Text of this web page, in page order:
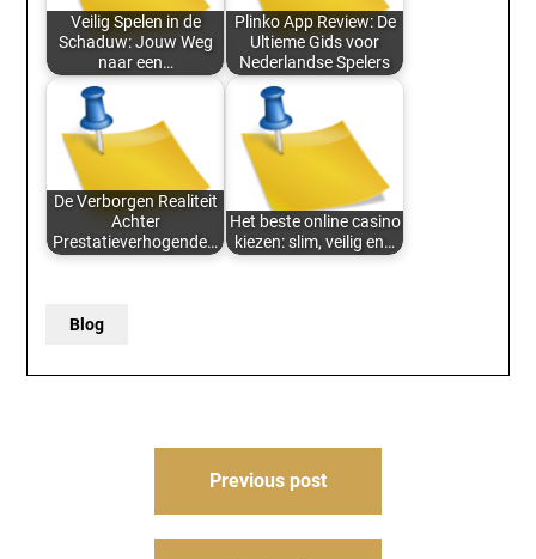
Veilig Spelen in de
Schaduw: Jouw Weg
naar een…
Plinko App Review: De
Ultieme Gids voor
Nederlandse Spelers
De Verborgen Realiteit
Achter
Prestatieverhogende…
Het beste online casino
kiezen: slim, veilig en…
Blog
Previous post